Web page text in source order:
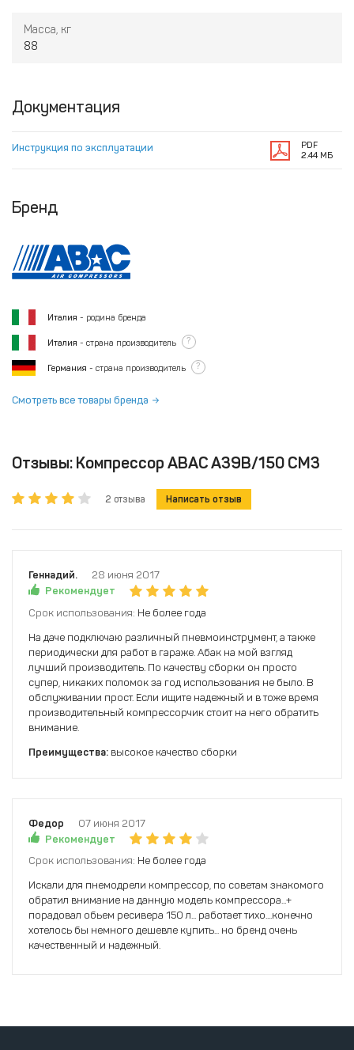
Масса, кг
88
Документация
Инструкция по эксплуатации
PDF
2.44 МБ
Бренд
Италия - родина бренда
Италия - страна производитель ?
Германия - страна производитель ?
Смотреть все товары бренда
Отзывы: Компрессор ABAC A39B/150 CM3
2 отзыва Написать отзыв
Геннадий.
28 июня 2017
Рекомендует
Срок использования: Не более года
На даче подключаю различный пневмоинструмент, а также
периодически для работ в гараже. Абак на мой взгляд
лучший производитель. По качеству сборки он просто
супер, никаких поломок за год использования не было. В
обслуживании прост. Если ищите надежный и в тоже время
производительный компрессорчик стоит на него обратить
внимание.
Преимущества: высокое качество сборки
Федор
07 июня 2017
Рекомендует
Срок использования: Не более года
Искали для пнемодрели компрессор, по советам знакомого
обратил внимание на данную модель компрессора...+
порадовал обьем ресивера 150 л... работает тихо....конечно
хотелось бы немного дешевле купить... но бренд очень
качественный и надежный.